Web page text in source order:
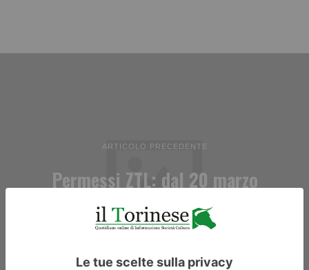
ARTICOLO PRECEDENTE
Permessi ZTL: dal 20 marzo
richieste online